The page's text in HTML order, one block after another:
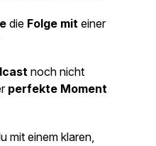
die Folge mit einer
noch nicht
perfekte Moment
mit einem klaren,